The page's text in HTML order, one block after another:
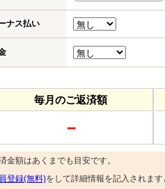
ナス払い
毎月のご返済額
－
金額はあくまでも目安です。
登録(無料)をして詳細情報を記入されま